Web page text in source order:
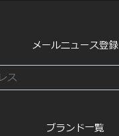
メールニュース登録
ブランド一覧